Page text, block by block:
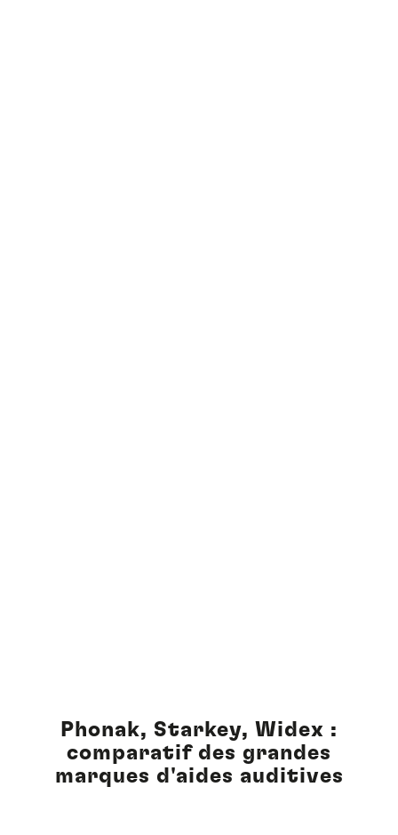
Phonak, Starkey, Widex :
comparatif des grandes
marques d'aides auditives